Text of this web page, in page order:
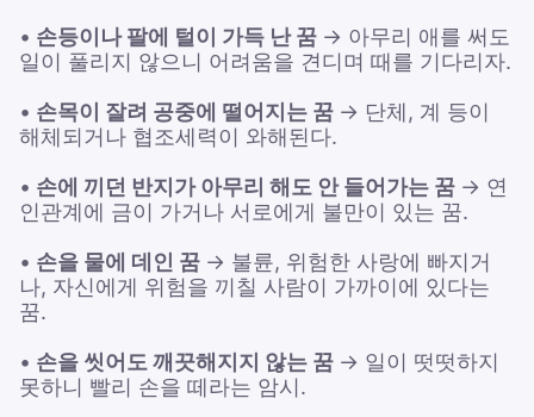
• 손등이나 팔에 털이 가득 난 꿈 → 아무리 애를 써도
일이 풀리지 않으니 어려움을 견디며 때를 기다리자.
• 손목이 잘려 공중에 떨어지는 꿈 → 단체, 계 등이
해체되거나 협조세력이 와해된다.
• 손에 끼던 반지가 아무리 해도 안 들어가는 꿈 → 연
인관계에 금이 가거나 서로에게 불만이 있는 꿈.
• 손을 물에 데인 꿈 → 불륜, 위험한 사랑에 빠지거
나, 자신에게 위험을 끼칠 사람이 가까이에 있다는
꿈.
• 손을 씻어도 깨끗해지지 않는 꿈 → 일이 떳떳하지
못하니 빨리 손을 떼라는 암시.